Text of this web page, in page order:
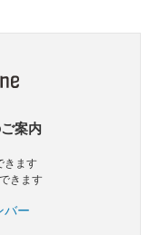
案内
きます
きます
バー